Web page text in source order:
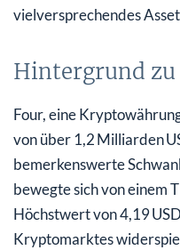
vielversprechendes
Hintergrund zu
Four, eine
von über 1,2 Milliarden
bemerkenswerte
bewegte sich von einem
Höchstwert von 4,19
Kryptomarktes